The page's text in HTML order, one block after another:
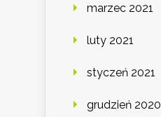
marzec 2021
luty 2021
styczeń 2021
grudzień 2020